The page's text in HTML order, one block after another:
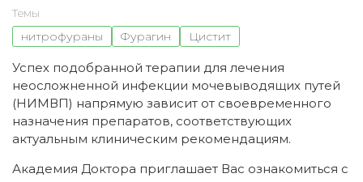
Темы
нитрофураны
Фурагин Цистит
Успех подобранной терапии для лечения
неосложненной инфекции мочевыводящих путей
(НИМВП) напрямую зависит от своевременного
назначения препаратов, соответствующих
актуальным клиническим рекомендациям.
Академия Доктора приглашает Вас ознакомиться с